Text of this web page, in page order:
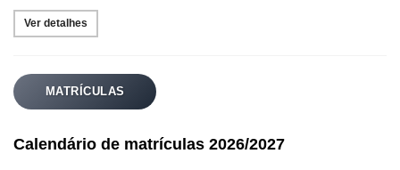
Ver detalhes
MATRÍCULAS
Calendário de matrículas 2026/2027